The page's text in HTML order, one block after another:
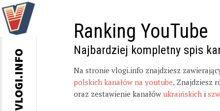
Ranking YouTube
Najbardziej kompletny spis
Na stronie vlogi.info znajdziesz
polskich kanałów na youtube. Znajdziesz
oraz zestawienie kanałów ukraińskich i
VLOGI.INFO